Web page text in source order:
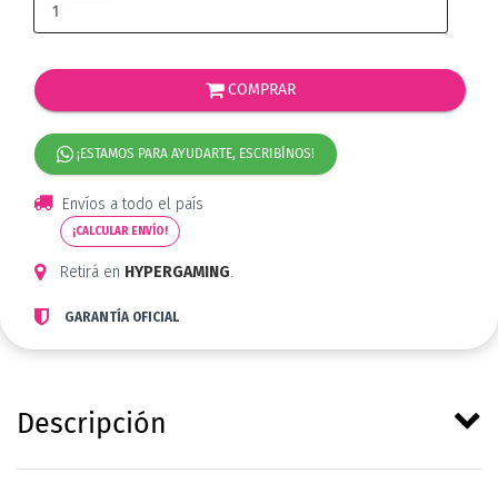
COMPRAR
¡ESTAMOS PARA AYUDARTE, ESCRIBÍNOS!
Envíos a todo el país
¡CALCULAR ENVÍO!
Retirá en HYPERGAMING.
GARANTÍA OFICIAL
Descripción